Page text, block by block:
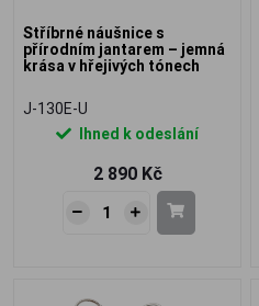
Stříbrné náušnice s
přírodním jantarem – jemná
krása v hřejivých tónech
J-130E-U
Ihned k odeslání
2 890 Kč